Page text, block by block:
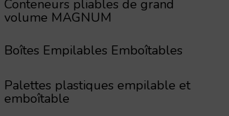
Conteneurs pliables de grand
volume MAGNUM
Boîtes Empilables Emboîtables
Palettes plastiques empilable et
emboîtable